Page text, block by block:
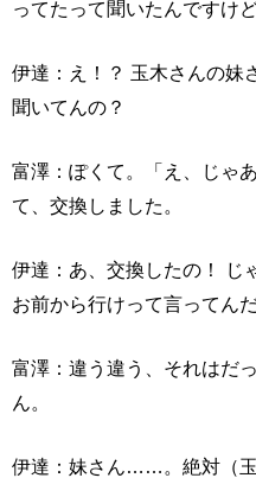
ってたって聞いたんですけ
伊達：え！？ 玉木さんの妹
聞いてんの？
富澤：ぽくて。「え、じゃ
て、交換しました。
伊達：あ、交換したの！ じ
お前から行けって言ってん
富澤：違う違う、それはだ
ん。
伊達：妹さん……。絶対（